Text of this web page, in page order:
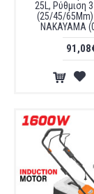
25L, Ρύθμιση
(25/45/65Mm)
NAKAYAMA